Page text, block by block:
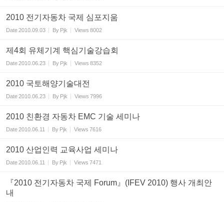
2010 전기자동차 국제 심포지움
Date2010.09.03 By Pjk Views 8002
제4회 유체기계 핵심기술강습회
Date2010.06.23 By Pjk Views 8352
2010 국토해양기술대전
Date2010.06.23 By Pjk Views 7996
2010 친환경 자동차 EMC 기술 세미나
Date2010.06.11 By Pjk Views 7616
2010 산업인력 교육사업 세미나
Date2010.06.11 By Pjk Views 7471
『2010 전기자동차 국제 Forum』(IFEV 2010) 행사 개최안
내